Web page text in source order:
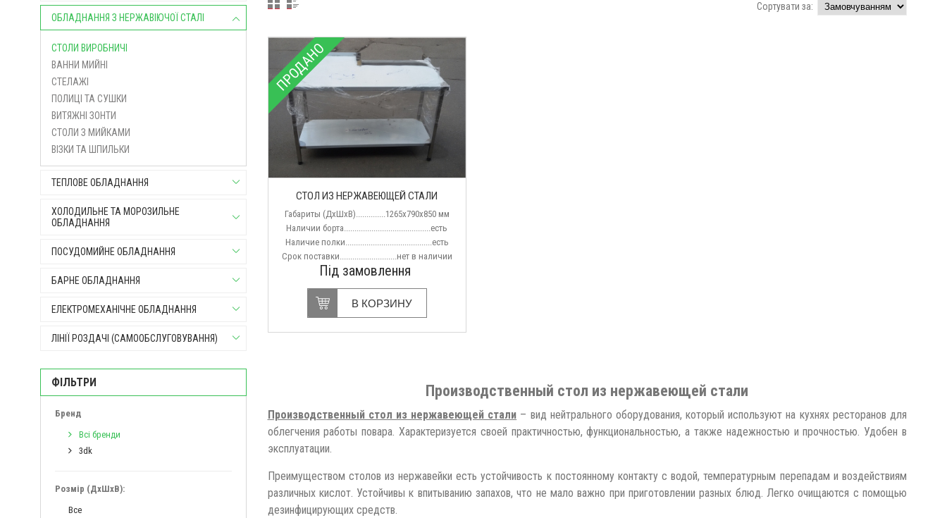
Сортувати за:
ПРОДАНО
СТОЛ ИЗ НЕРЖАВЕЮЩЕЙ СТАЛИ
Габариты (ДхШхВ)..............1265х790х850 мм
Наличии борта.........................................есть
Наличие полки.........................................есть
Срок поставки...........................нет в наличии
Під замовлення
В КОРЗИНУ
Производственный стол из нержавеющей стали
Производственный стол из нержавеющей стали – вид нейтрального оборудования, который используют на кухнях ресторанов для
облегчения работы повара. Характеризуется своей практичностью, функциональностью, а также надежностью и прочностью. Удобен в
эксплуатации.
Преимуществом столов из нержавейки есть устойчивость к постоянному контакту с водой, температурным перепадам и воздействиям
различных кислот. Устойчивы к впитыванию запахов, что не мало важно при приготовлении разных блюд. Легко очищаются с помощью
дезинфицирующих средств.
ОБЛАДНАННЯ З НЕРЖАВІЮЧОЇ СТАЛІ
СТОЛИ ВИРОБНИЧІ
ВАННИ МИЙНІ
СТЕЛАЖІ
ПОЛИЦІ ТА СУШКИ
ВИТЯЖНІ ЗОНТИ
СТОЛИ З МИЙКАМИ
ВІЗКИ ТА ШПИЛЬКИ
ТЕПЛОВЕ ОБЛАДНАННЯ
ХОЛОДИЛЬНЕ ТА МОРОЗИЛЬНЕ
ОБЛАДНАННЯ
ПОСУДОМИЙНЕ ОБЛАДНАННЯ
БАРНЕ ОБЛАДНАННЯ
ЕЛЕКТРОМЕХАНІЧНЕ ОБЛАДНАННЯ
ЛІНІЇ РОЗДАЧІ (САМООБСЛУГОВУВАННЯ)
ФІЛЬТРИ
Бренд
Всі бренди
3dk
Розмір (ДхШхВ):
Все